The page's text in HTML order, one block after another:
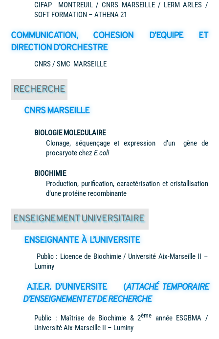
CIFAP MONTREUIL / CNRS MARSEILLE / LERM ARLES /
SOFT FORMATION – ATHENA 21
COMMUNICATION, COHESION D’EQUIPE ET
DIRECTION D’ORCHESTRE
CNRS / SMC MARSEILLE
RECHERCHE
CNRS MARSEILLE
BIOLOGIE MOLECULAIRE
Clonage, séquençage et expression d’un gène de
procaryote chezE.coli
BIOCHIMIE
Production, purification, caractérisation et cristallisation
d’une protéine recombinante
ENSEIGNEMENT UNIVERSITAIRE
ENSEIGNANTE À L’UNIVERSITE
Public : Licence de Biochimie / Université Aix-Marseille II –
Luminy
A.T.E.R. D’UNIVERSITE (ATTACHÉ TEMPORAIRE
D’ENSEIGNEMENT ET DE RECHERCHE
Public : Maîtrise de Biochimie & 2ème année ESGBMA /
Université Aix-Marseille II – Luminy